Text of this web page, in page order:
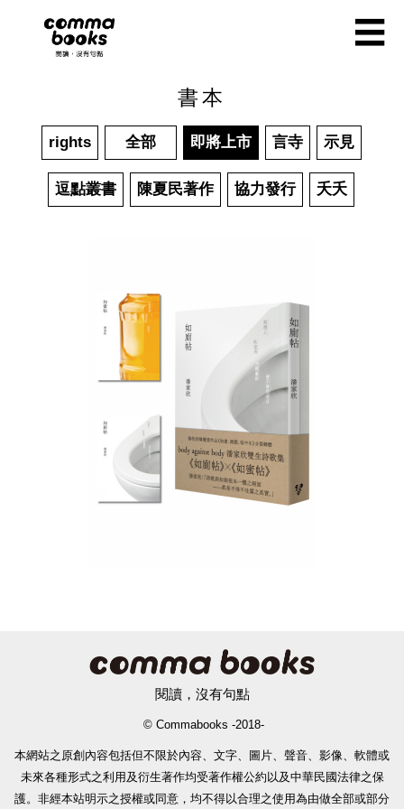
☰
書本
rights 全部 即將上市 言寺 示見
逗點叢書 陳夏民著作 協力發行 夭夭
閱讀，沒有句點
© Commabooks -2018-
本網站之原創內容包括但不限於內容、文字、圖片、聲音、影像、軟體或
未來各種形式之利用及衍生著作均受著作權公約以及中華民國法律之保
護。非經本站明示之授權或同意，均不得以合理之使用為由做全部或部分